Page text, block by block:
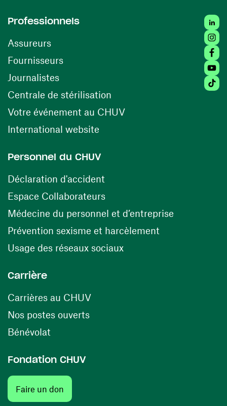
Professionnels
Assureurs
Fournisseurs(opens in a new window)
Journalistes
Centrale de stérilisation (opens in a new window)
Votre événement au CHUV(opens in a new
International website
Personnel du CHUV
Déclaration d'accident
Espace Collaborateurs(opens in a new window)
Médecine du personnel et d’entreprise
Prévention sexisme et harcèlement
Usage des réseaux sociaux(opens in a new
Carrière
Carrières au CHUV(opens in a new window)
Nos postes ouverts(opens in a new window)
Bénévolat
Fondation CHUV
Faire un don